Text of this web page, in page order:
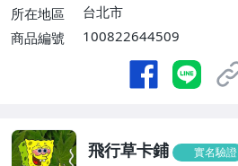
所在地區
台北市
商品編號
100822644509
飛行草卡鋪 實名驗證